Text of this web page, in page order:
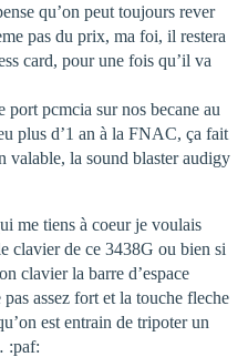
qu’on peut toujours rever
pas du prix, ma foi, il restera
card, pour une fois qu’il va
port pcmcia sur nos becane au
plus d’1 an à la FNAC, ça fait
valable, la sound blaster audigy
me tiens à coeur je voulais
clavier de ce 3438G ou bien si
clavier la barre d’espace
assez fort et la touche fleche
est entrain de tripoter un
:paf: